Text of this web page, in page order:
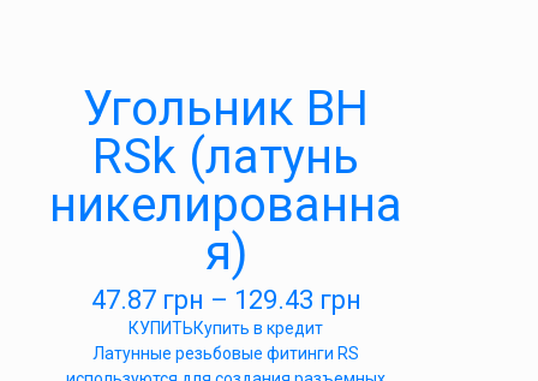
Угольник ВН
RSk (латунь
никелированна
я)
47.87 грн – 129.43 грн
КУПИТЬКупить в кредит
Латунные резьбовые фитинги RS